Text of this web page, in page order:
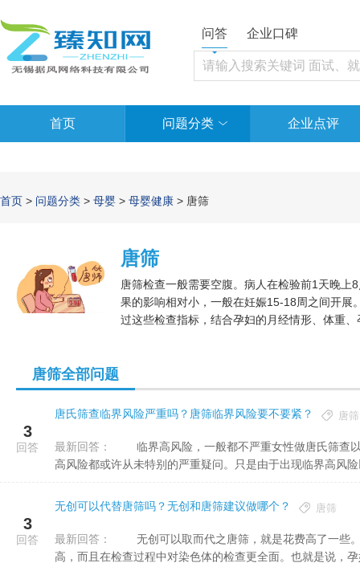
问答 企业口碑
首页 问题分类 企业点评
首页 > 问题分类 > 母婴 > 母婴健康 > 唐筛
唐筛
唐筛检查一般需要空腹。病人在检验前1天晚
果的影响相对小，一般在妊娠15-18周之间开展
过这些检查指标，结合孕妇的月经情形、体重
唐筛全部问题
3
回答
唐氏筛查临界风险严重吗？唐筛临界风险要不要紧？ 唐筛
最新回答：
高风险都或许从未特别的严重疑问。只是由于出现临界高风
3
回答
无创可以代替唐筛吗？无创和唐筛建议做哪个？ 唐筛
最新回答：
高，而且在检查过程中对染色体的检查更全面。也就是说，